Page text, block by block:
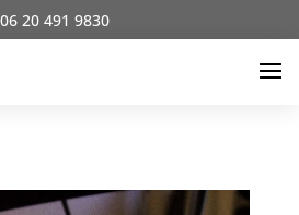
06 20 491 9830